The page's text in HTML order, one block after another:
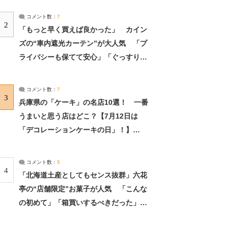
2
コメント数： 7
「もっと早く買えば良かった」 カイン
ズの“車内遮光カーテン”が大人気 「プ
ライバシーも保てて安心」「ぐっすり眠
3
コメント数： 7
兵庫県の「ケーキ」の名店10選！ 一番
うまいと思う店はどこ？【7月12日は
「デコレーションケーキの日」！】
4
コメント数： 5
「北海道土産としてもセンス抜群」六花
亭の“店舗限定”お菓子が人気 「こんな
の初めて」「箱買いするべきだった」